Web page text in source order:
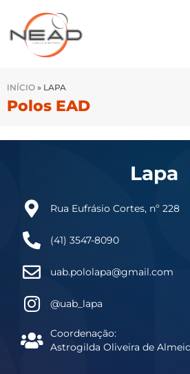
INÍCIO » LAPA
Polos EAD
Lapa
Rua Eufrásio Cortes, nº 228
(41) 3547-8090
uab.pololapa@gmail.com
@uab_lapa
Coordenação:
Astrogilda Oliveira de